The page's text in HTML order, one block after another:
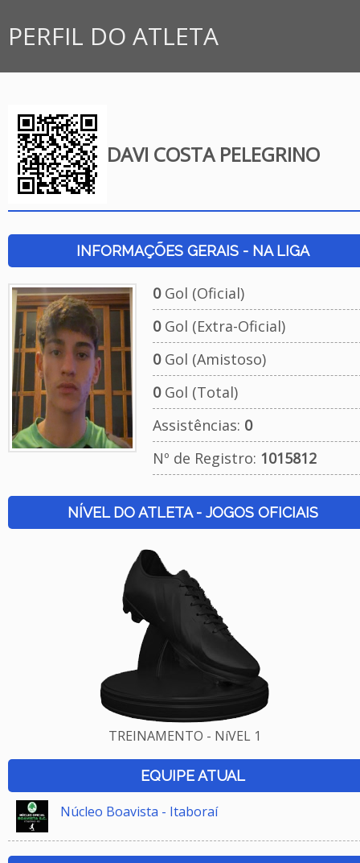
PERFIL DO ATLETA
DAVI COSTA PELEGRINO
INFORMAÇÕES GERAIS - NA LIGA
0Gol (Oficial)
0Gol (Extra-Oficial)
0Gol (Amistoso)
0Gol (Total)
Assistências: 0
Nº de Registro: 1015812
NÍVEL DO ATLETA - JOGOS OFICIAIS
TREINAMENTO - NíVEL 1
EQUIPE ATUAL
Núcleo Boavista - Itaboraí